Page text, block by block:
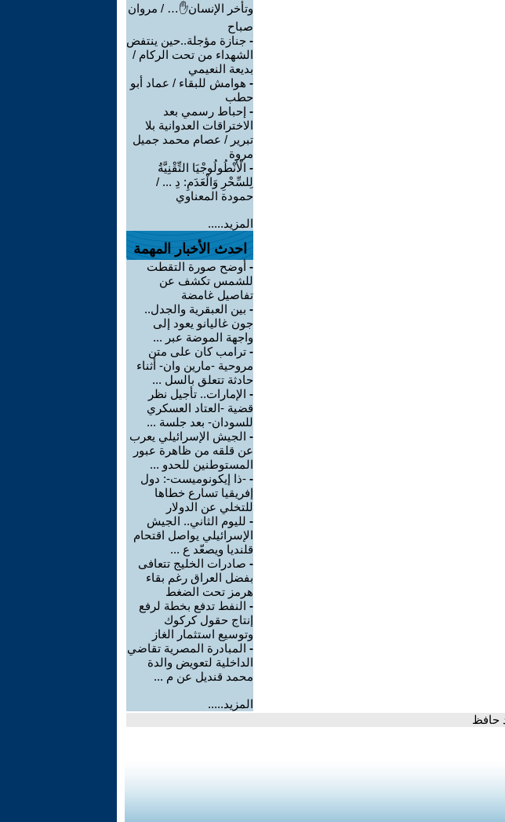
وتأخر الإنسان✋… / مروان
صباح
- جنازة مؤجلة..حين ينتفض
الشهداء من تحت الركام /
بديعة النعيمي
- هوامش للبقاء / عماد أبو
حطب
- إحباط رسمي بعد
الاختراقات العدوانية بلا
تبرير / عصام محمد جميل
مروة
- الْأَنْطُولُوجْيَا التِّقْنِيَّةُ
لِلسِّحْرِ وَالْعَدَمِ: دِ ... /
حمودة المعناوي
المزيد.....
احدث الأخبار المهمة
- أوضح صورة التقطت
للشمس تكشف عن
تفاصيل غامضة
- بين العبقرية والجدل..
جون غاليانو يعود إلى
واجهة الموضة عبر ...
- ترامب كان على متن
مروحية -مارين وان- أثناء
حادثة تتعلق بالسل ...
- الإمارات.. تأجيل نظر
قضية -العتاد العسكري
للسودان- بعد جلسة ...
- الجيش الإسرائيلي يعرب
عن قلقه من ظاهرة عبور
المستوطنين للحدو ...
- -ذا إيكونوميست-: دول
إفريقيا تسارع خطاها
للتخلي عن الدولار
- لليوم الثاني.. الجيش
الإسرائيلي يواصل اقتحام
قلنديا ويصعّد ع ...
- صادرات الخليج تتعافى
بفضل العراق رغم بقاء
هرمز تحت الضغط
- النفط تدفع بخطة لرفع
إنتاج حقول كركوك
وتوسيع استثمار الغاز
- المبادرة المصرية تقاضي
الداخلية لتعويض والدة
محمد قنديل عن م ...
المزيد.....
حافظ